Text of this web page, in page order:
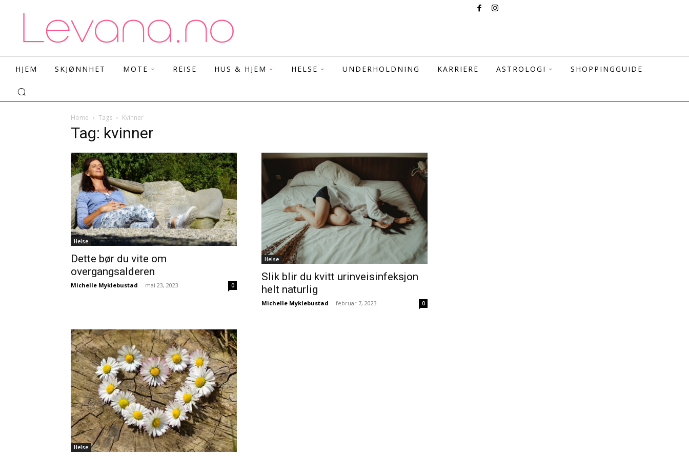
HJEM SKJØNNHET MOTE REISE HUS & HJEM HELSE UNDERHOLDNING KARRIERE ASTROLOGI SHOPPINGGUIDE
Home Tags Kvinner
Tag: kvinner
Helse
Dette bør du vite om
overgangsalderen
Michelle Myklebustad - mai 23, 2023 0
Helse
Slik blir du kvitt urinveisinfeksjon
helt naturlig
Michelle Myklebustad - februar 7, 2023 0
Helse